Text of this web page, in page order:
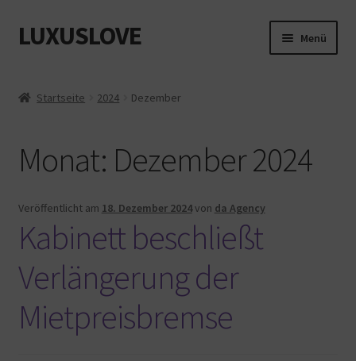
Zur
Navigation
Zum
Inhalt
LUXUSLOVE Menü
Datenschutz
Impressum
Kasse
Mein Konto
Shop
Startseite 2024 Dezember
Monat: Dezember 2024
Veröffentlicht am 18. Dezember 2024von da Agency
Kabinett beschließt
Verlängerung der
Mietpreisbremse